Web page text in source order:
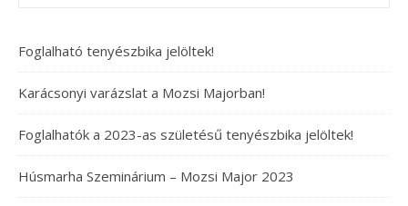
Foglalható tenyészbika jelöltek!
Karácsonyi varázslat a Mozsi Majorban!
Foglalhatók a 2023-as születésű tenyészbika jelöltek!
Húsmarha Szeminárium – Mozsi Major 2023